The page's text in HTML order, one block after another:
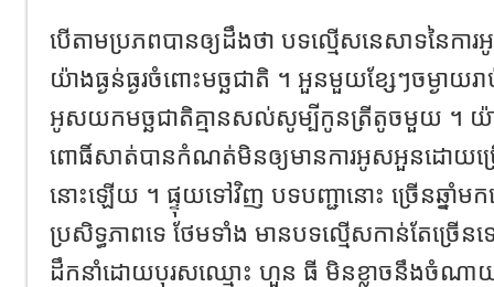
បើតាមប្រភពបានឲ្យដឹងថា បទល្មើសនេសាទនៃក
យ៉ាងធ្ងន់ធ្ងរចំពោះមច្ឆជាតិ ។ អួនមួយខ្សែៗចម្ងា
អូសយកមច្ឆជាតិគ្មានសល់សូម្បីកូនត្រីតូចមួយ ។ យ៉ា
ពោធិ៍សាត់បានកំណត់មិនឲ្យមានការអូសអួនដោយប្
នោះឡើយ ។ ផ្ទុយទៅវិញ បទបញ្ជានោះ ច្រើនឆ្នាំ
ប្រសិទ្ធភាពទេ ថែមទាំង មានបទល្មើសកាន់តែច្រ
ដឹកនាំដោយបុរសឈ្មោះ ហួន ធី មិនខ្លាចនឹងចំណាយ